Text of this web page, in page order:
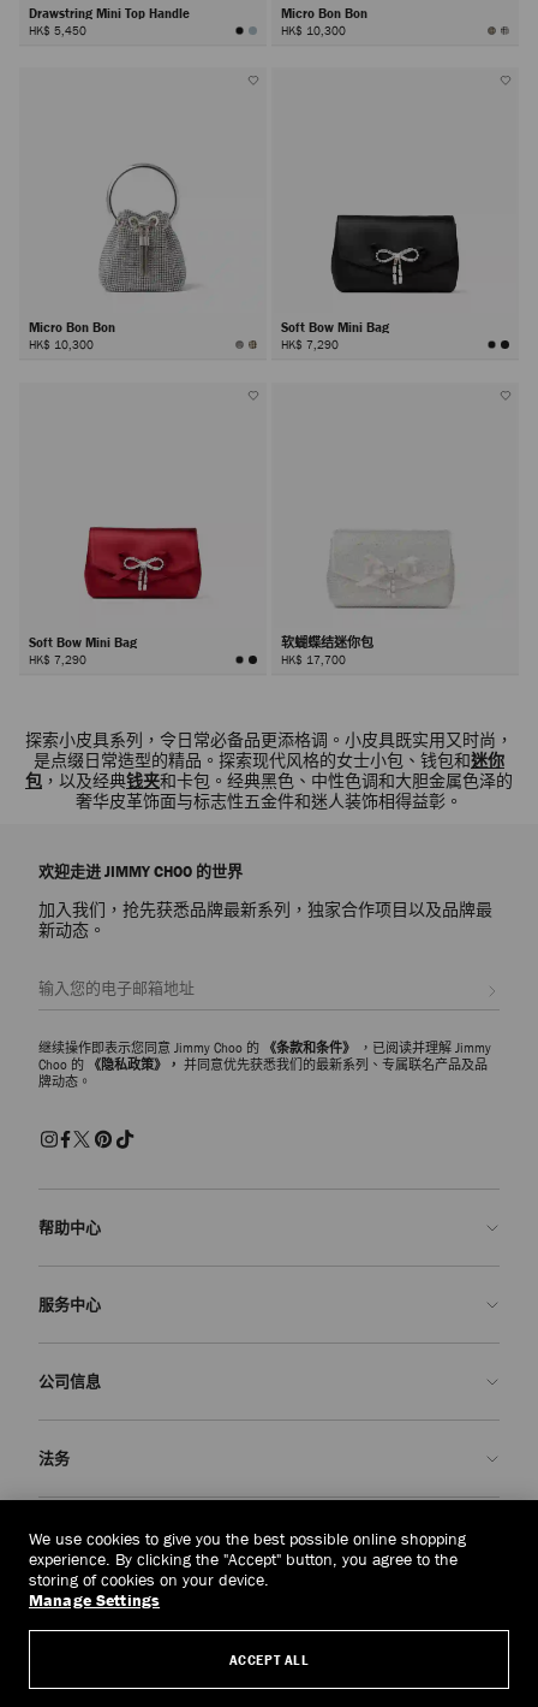
Drawstring Mini Top Handle
HK$ 5,450
Micro Bon Bon
HK$ 10,300
Micro Bon Bon
HK$ 10,300
Soft Bow Mini Bag
HK$ 7,290
Soft Bow Mini Bag
HK$ 7,290
软蝴蝶结迷你包
HK$ 17,700
步
探索小皮具系列，令日常必备品更添格调。小皮具既实用又时尚，
是点缀日常造型的精品。探索现代风格的女士小包、钱包和迷你
包 ，以及经典钱夹和卡包。经典黑色、中性色调和大胆金属色泽的
奢华皮革饰面与标志性五金件和迷人装饰相得益彰。
欢迎走进 JIMMY CHOO 的世界
加入我们，抢先获悉品牌最新系列，独家合作项目以及品牌最
新动态。
继续操作即表示您同意 Jimmy Choo 的 《条款和条件》
，已阅读并理解 Jimmy
Choo 的 《隐私政策》， 并同意优先获悉我们的最新系列、专属联名产品及品
牌动态。
帮助中心
常见问题解答
提交退货
送货
服务中心
定制服务
保修服务
公司信息
我们的历史
我们的影响与责任
我們的影響與責任
匠心工艺
法务
条款与条件
被遗忘权
主体访问请求表
中国香港(HK$)
We use cookies to give you the best possible online shopping
experience. By clicking the "Accept" button, you agree to the
storing of cookies on your device.
Manage Settings
ACCEPT ALL